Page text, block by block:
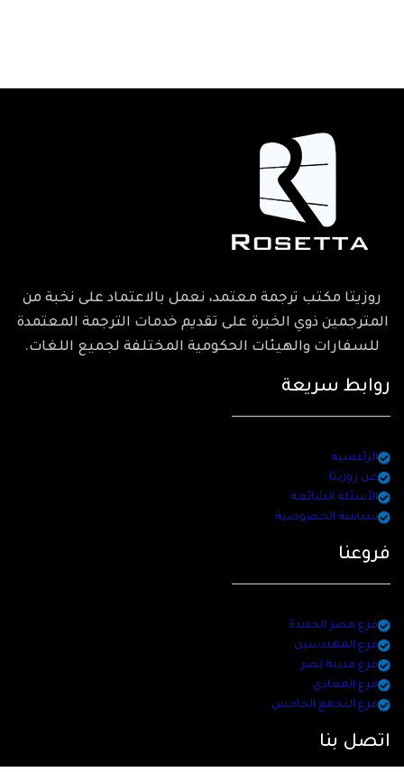
روزيتا مكتب ترجمة معتمد، نعمل بالاعتماد على نخبة من
المترجمين ذوي الخبرة على تقديم خدمات الترجمة المعتمدة
للسفارات والهيئات الحكومية المختلفة لجميع اللغات.
روابط سريعة
الرئيسية
عن روزيتا
الأسئلة الشائعة
سياسة الخصوصية
فروعنا
فرع مصر الجديدة
فرع المهندسين
فرع مدينة نصر
فرع المعادي
فرع التجمع الخامس
اتصل بنا